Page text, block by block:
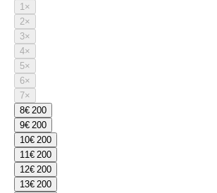
1×
2×
3×
4×
5×
6×
7×
8€ 200
9€ 200
10€ 200
11€ 200
12€ 200
13€ 200